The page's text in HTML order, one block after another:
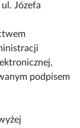
Józefa
podpisem